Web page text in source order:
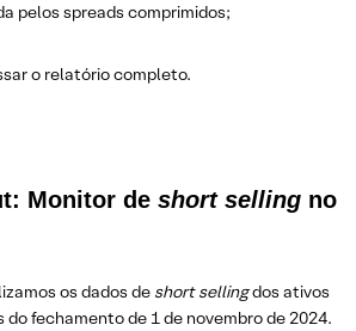
pelos spreads comprimidos;
o relatório completo.
Monitor de short selling no
os dados de short sellingdos ativos
do fechamento de 1 de novembro de 2024.